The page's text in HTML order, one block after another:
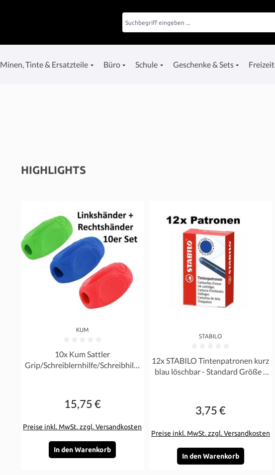
Minen, Tinte & Ersatzteile Büro Schule Geschenke & Sets Freizeit
HIGHLIGHTS
KUM
10x Kum Sattler
Grip/Schreiblernhilfe/Schreibhilfe
Regulärer Preis:
15,75 €
Preise inkl. MwSt. zzgl. Versandkosten
In den Warenkorb
STABILO
12x STABILO Tintenpatronen kurz
blau löschbar - Standard Größe -
Regulärer Preis:
3,75 €
Preise inkl. MwSt. zzgl. Versandkosten
In den Warenkorb